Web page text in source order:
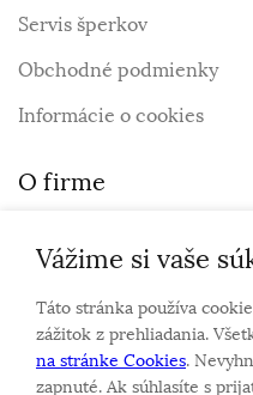
Servis šperkov
Obchodné podmienky
Informácie o cookies
O firme
Personalizovaný šperk
Kontakt
Vážime si vaše
Táto stránka používa
zážitok z prehliadania.
na stránke Cookies.
zapnuté. Ak súhlasíte s